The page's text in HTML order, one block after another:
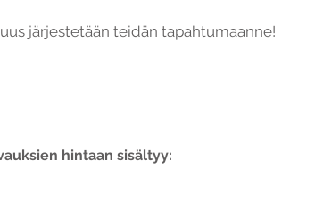
järjestetään teidän tapahtumaanne!
hintaan sisältyy: